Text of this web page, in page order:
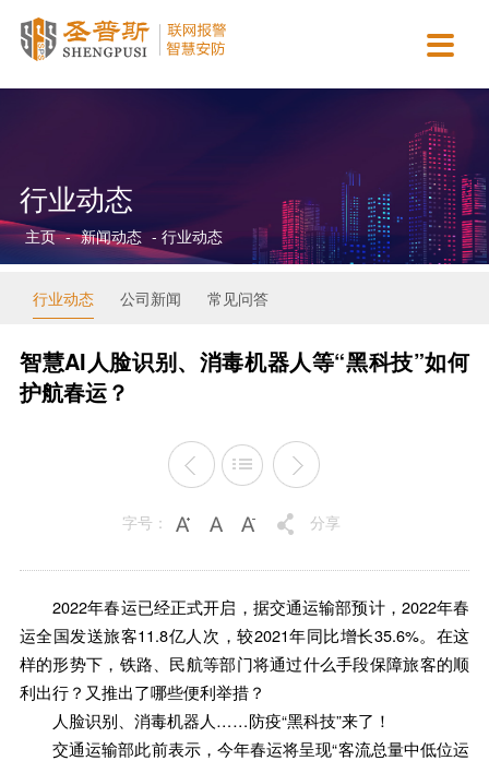
主营业务
智慧消防运营服务
智慧安防运营服务
智慧用电运营服务
保安派遣服务
智慧城市
智慧医疗
智慧金融
智慧司法
智慧公安
智慧交通
智慧市政
新闻动态
行业动态
常见问答
合作案例
政府机关
园区工厂
平安校园
资质认证
营业执照
协会认证
专利软著
关于我们
公司简介
团队介绍
发展历程
招贤纳士
联系我们

行业动态
主页 - 新闻动态 - 行业动态
行业动态 公司新闻 常见问答
智慧AI人脸识别、消毒机器人等“黑科技”如何
护航春运？
字号： 分享
2022年春运已经正式开启，据交通运输部预计，2022年春
运全国发送旅客11.8亿人次，较2021年同比增长35.6%。在这
样的形势下，铁路、民航等部门将通过什么手段保障旅客的顺
利出行？又推出了哪些便利举措？
人脸识别、消毒机器人……防疫“黑科技”来了！
交通运输部此前表示，今年春运将呈现“客流总量中低位运